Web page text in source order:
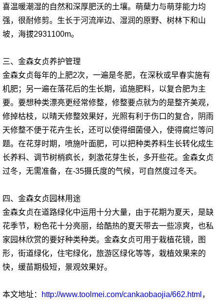
喜温暖潮湿的自然和深厚肥沃的土壤。萌蘖力与萌芽能力均
强，很耐修剪。生长于河流岸边、湿润的原野、树林下和山
坡，海拔2931100m。
三、金森女贞养护管理
金森女贞每年的上肥2次，一遍是冬肥，在深秋或早春实施有
机肥；另一遍在落花后的生长期，追施肥料，以复合肥为主
要。要想种类漂亮更经常修整，修整要点就为的是整齐美观，
修掉枯枝，以晴天修整效果好，光照有利于伤口的复合，阴雨
天修整不便于花卉生长，还可以使得细菌侵入，使得腐烂等问
题。在花芽时期，喷施叶面肥，可以把种类养料生长转化成生
长养料、调节树梢疯长，刺激花芽生长，多开些花。金森女贞
过冬，无需准备，在-35摄氏度的气候，可自然度过冬天。
四、金森女贞园林用途
金森女贞在道路绿化中运用十分大量，由于花期为夏天，是缺
花季节，粉色花十分亮丽，给酷热的夏天带去一些凉爽，也私
家园林欣赏的要好种类种类。金森女贞可用于栽植花镜，图
形，街道绿化，住宅绿化，旅游区绿化等等，栽植效果来的
快，缓苗期极短，景观效果好。
本文地址： http://www.toolmei.com/cankaobaojia/662.html ，